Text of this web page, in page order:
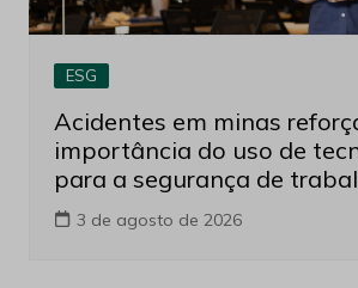
ESG
Acidentes em minas
importância do uso de
para a segurança de
3 de agosto de 2026